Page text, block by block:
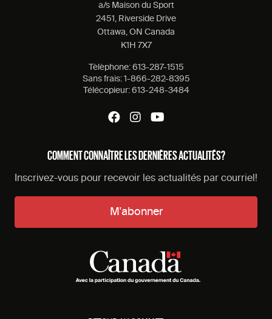
a/s Maison du Sport
2451, Riverside Drive
Ottawa, ON Canada
K1H 7X7
Tèlèphone: 613-287-1515
Sans frais: 1-866-282-8395
Télécopieur: 613-248-3484
COMMENT CONNAÎTRE LES DERNIÈRES ACTUALITÉS?
Inscrivez-vous pour recevoir les actualités par courriel!
M'abonner